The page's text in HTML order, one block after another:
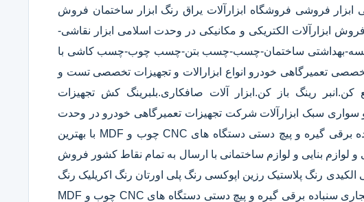
فروشی فروشگاه ابزارآلات یراق رنگ ابزار ساختمان فروش
ابزارآلات الکتریکی و مکانیکی در وحدت اسلامی ابزار نقاشی-
و لیسه-بهداشتی ساختمان-چسب-چسب بتن-چسب چوب-چسب کاشی با
تعمیرگاهی خودرو انواع ابزارالات و تجهیزات تخصصی تست و
رینگ باز کن.ابزار آلات صافکاری.بلبرینگ کش تجهیزات
سبک ابزارآلات شرکت تجهیزات تعمیرگاهی خودرو در وحدت
اسلامی ابزارآلات نجاری مانند اره های نجاری سنباده برقی گیره و پیچ دستی دستگاه های CNC چوب و MDF با بهترین
بنایی و لوازم ساختمانی با ارسال به تمام نقاط کشور فروش
الکیدی رنگ پلاستیک رزین اپوکسی رنگ پلی اورتان رنگ اکریلیک رنگ
سوله رنگ استخری ابزارآلات نجاری مانند اره های نجاری سنباده برقی گیره و پیچ دستی دستگاه های CNC چوب و MDF